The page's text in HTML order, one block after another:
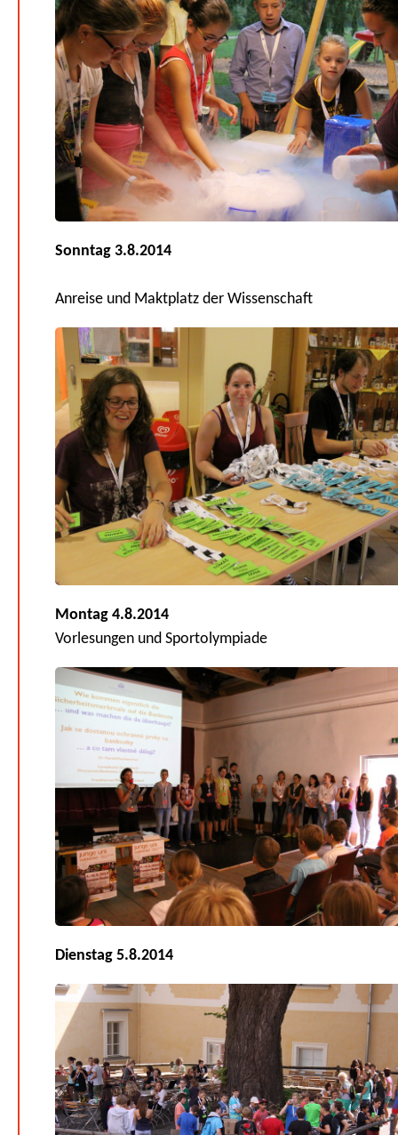
Sonntag 3.8.2014
Anreise und Maktplatz der Wissenschaft
Montag 4.8.2014
Vorlesungen und Sportolympiade
Dienstag 5.8.2014